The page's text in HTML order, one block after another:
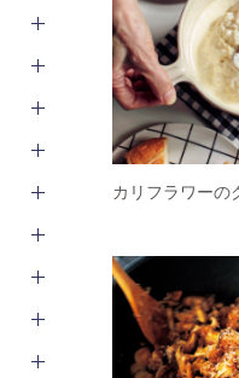
カリフラワーの